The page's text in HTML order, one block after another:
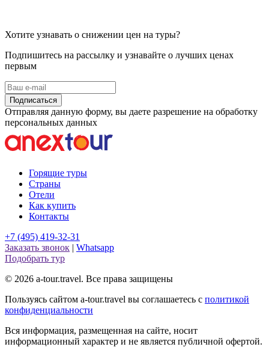
Хотите узнавать о снижении цен на туры?
Подпишитесь на рассылку и узнавайте о лучших ценах
первым
Подписаться
Отправляя данную форму, вы даете разрешение на обработку
персональных данных
Горящие туры
Страны
Отели
Как купить
Контакты
+7 (495) 419-32-31
Заказать звонок | Whatsapp
Подобрать тур
© 2026 a-tour.travel. Все права защищены
Пользуясь сайтом a-tour.travel вы соглашаетесь с политикой
конфиденциальности
Вся информация, размещенная на сайте, носит
информационный характер и не является публичной офертой.